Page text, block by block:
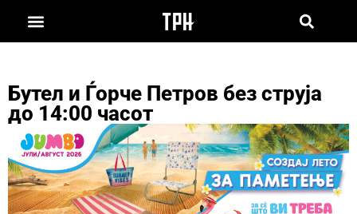
Бутел и Ѓорче Петров без струја
до 14:00 часот